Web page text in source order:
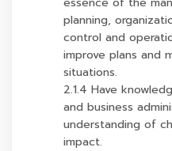
planning,
control and
improve plans and
situations.
2.1.4 Have
and business
understanding of
impact.